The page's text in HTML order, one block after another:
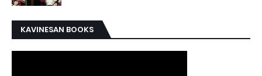
KAVINESAN BOOKS